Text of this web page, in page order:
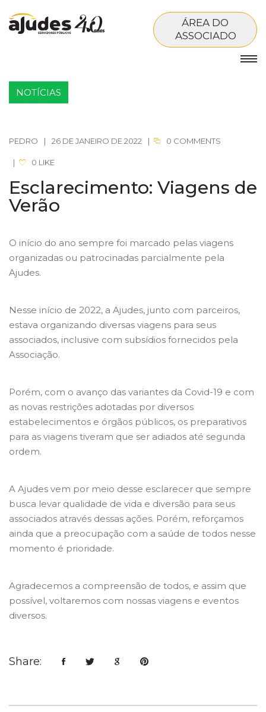
ÁREA DO
ASSOCIADO
NOTÍCIAS
PEDRO | 26 DE JANEIRO DE 2022 | 0 COMMENTS
| 0 LIKE
Esclarecimento: Viagens de
Verão
O início do ano sempre foi marcado pelas viagens
organizadas ou patrocinadas parcialmente pela
Ajudes.
Nesse início de 2022, a Ajudes, junto com parceiros,
estava organizando diversas viagens para seus
associados, inclusive com subsídios fornecidos pela
Associação.
Porém, com o avanço das variantes da Covid-19 e com
as novas restrições adotadas por diversos
estabelecimentos e órgãos públicos, os preparativos
para as viagens tiveram que ser adiados até segunda
ordem.
A Ajudes vem por meio desse esclarecer que sempre
busca levar qualidade de vida e diversão para seus
associados através dessas ações. Porém, reforçamos
ainda que a preocupação com a saúde de todos nesse
momento é prioridade.
Agradecemos a compreensão de todos, e assim que
possível, voltaremos com nossas viagens e eventos
diversos.
Share: